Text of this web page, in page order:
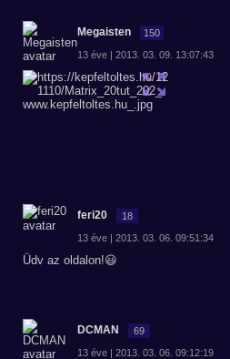
Megaisten 150
13 éve | 2013. 03. 09. 13:07:43
feri20 18
13 éve | 2013. 03. 06. 09:51:34
Üdv az oldalon!😃
DCMAN 69
13 éve | 2013. 03. 06. 09:12:19